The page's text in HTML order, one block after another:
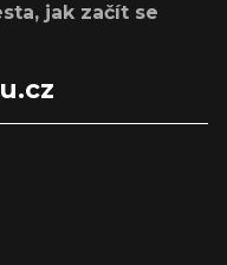
jak začít se